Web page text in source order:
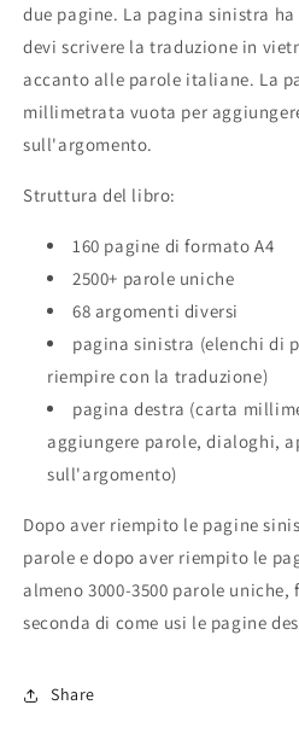
due pagine. La pagina sinistra
devi scrivere la traduzione in
accanto alle parole italiane. La
millimetrata vuota per
sull'argomento.
Struttura del libro:
160 pagine di formato A4
2500+ parole uniche
68 argomenti diversi
pagina sinistra (elenchi di
riempire con la traduzione)
pagina destra (carta
aggiungere parole, dialoghi,
sull'argomento)
Dopo aver riempito le pagine
parole e dopo aver riempito le
almeno 3000-3500 parole uniche,
seconda di come usi le pagine
Share